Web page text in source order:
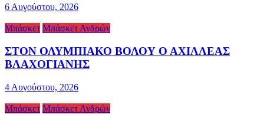
6 Αυγούστου, 2026
Μπάσκετ Μπάσκετ Ανδρών
ΣΤΟΝ ΟΛΥΜΠΙΑΚΟ ΒΟΛΟΥ Ο ΑΧΙΛΛΕΑΣ
ΒΛΑΧΟΓΙΑΝΗΣ
4 Αυγούστου, 2026
Μπάσκετ Μπάσκετ Ανδρών